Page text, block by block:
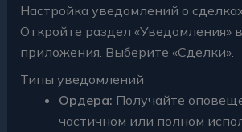
Настройка уведомлений о
Откройте раздел «Уведомления»
приложения. Выберите «Сделки».
Типы уведомлений
Ордера: Получайте
частичном или полном